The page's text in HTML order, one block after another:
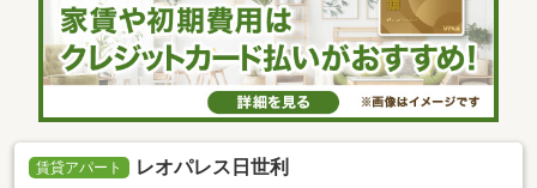
賃貸アパート レオパレス日世利